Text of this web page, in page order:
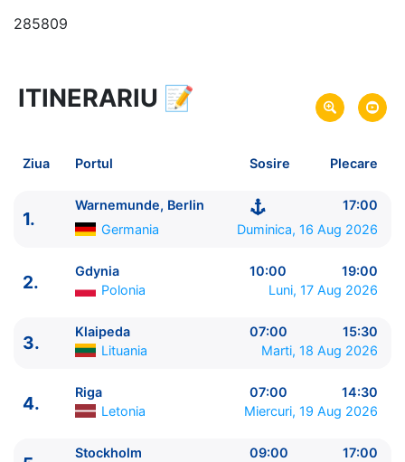
285809
15 zile vacanta de croaziera in
Fiordurile Norvegiene si Marea Baltica -
link oferta
Plecare pe 16 Aug 2026
din Warnemunde, Berlin,
Sosire pe 30 Aug 2026in Warnemunde, Berlin,
Germania
MSC Cruises
MSC Magnifica★★★★+
ITINERARIU 📝
Ziua Portul Sosire Plecare
1.
Warnemunde, Berlin
17:00
Germania
Duminica, 16 Aug 2026
2.
Gdynia 10:00
19:00
Polonia
Luni, 17 Aug 2026
3.
Klaipeda 07:00
15:30
Lituania
Marti, 18 Aug 2026
4.
Riga 07:00
14:30
Letonia
Miercuri, 19 Aug 2026
Stockholm 09:00
17:00